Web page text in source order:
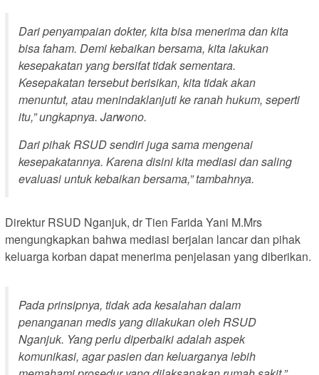
Dari penyampaian dokter, kita bisa menerima dan kita
bisa faham. Demi kebaikan bersama, kita lakukan
kesepakatan yang bersifat tidak sementara.
Kesepakatan tersebut berisikan, kita tidak akan
menuntut, atau menindaklanjuti ke ranah hukum, seperti
itu,” ungkapnya. Jarwono.
Dari pihak RSUD sendiri juga sama mengenai
kesepakatannya. Karena disini kita mediasi dan saling
evaluasi untuk kebaikan bersama,” tambahnya.
Direktur RSUD Nganjuk, dr Tien Farida Yani M.Mrs
mengungkapkan bahwa mediasi berjalan lancar dan pihak
keluarga korban dapat menerima penjelasan yang diberikan.
Pada prinsipnya, tidak ada kesalahan dalam
penanganan medis yang dilakukan oleh RSUD
Nganjuk. Yang perlu diperbaiki adalah aspek
komunikasi, agar pasien dan keluarganya lebih